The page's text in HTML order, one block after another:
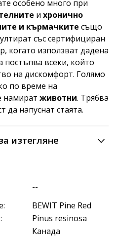
особено много при
и хронично
и кърмачките също
със сертифициран
когато използват дадена
постъпва всеки, който
на дискомфорт. Голямо
по време на
намират животни. Трябва
да напуснат стаята.
изтегляне
--
BEWIT Pine Red
Pinus resinosa
Канада